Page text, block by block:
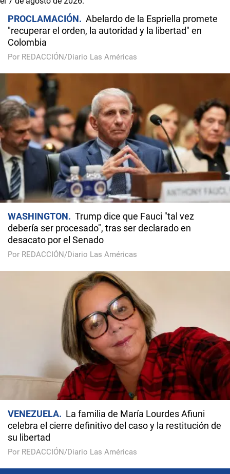
PROCLAMACIÓN
Abelardo de la Espriella promete
"recuperar el orden, la autoridad y la libertad" en
Colombia
Por REDACCIÓN/Diario Las Américas
WASHINGTON
Trump dice que Fauci "tal vez
debería ser procesado", tras ser declarado en
desacato por el Senado
Por REDACCIÓN/Diario Las Américas
VENEZUELA
La familia de María Lourdes Afiuni
celebra el cierre definitivo del caso y la restitución de
su libertad
Por REDACCIÓN/Diario Las Américas